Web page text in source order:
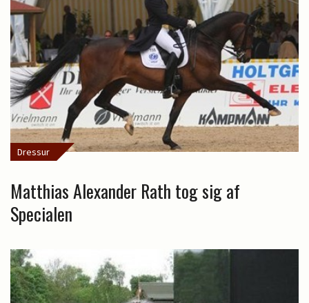
Dressur
Matthias Alexander Rath tog sig af
Specialen